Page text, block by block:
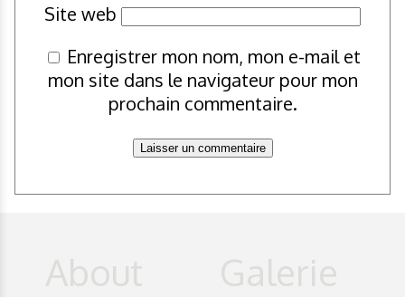
Site web
Enregistrer mon nom, mon e-mail et
mon site dans le navigateur pour mon
prochain commentaire.